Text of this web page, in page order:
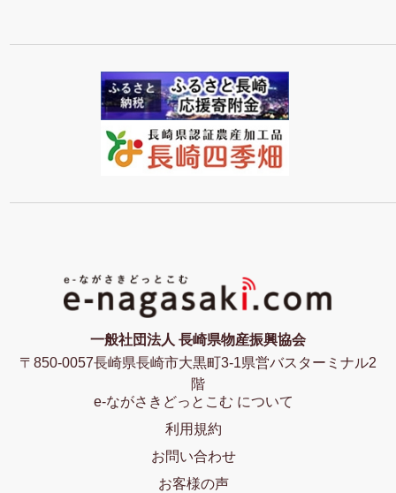
一般社団法人 長崎県物産振興協会
〒850-0057長崎県長崎市大黒町3-1県営バスターミナル2
階
e-ながさきどっとこむ について
利用規約
お問い合わせ
お客様の声